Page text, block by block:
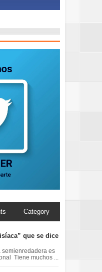
Category
que se dice
semienredadera es
Tiene muchos ...